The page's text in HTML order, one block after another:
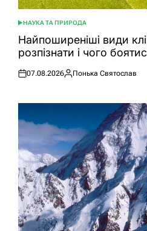
ОПУБЛІКУВАТИ
У
НАУКА ТА ПРИРОДА
Найпоширеніші види
розпізнати і чого
Оприлюднено
07.08.2026
Опубліковано
Понька Святослав